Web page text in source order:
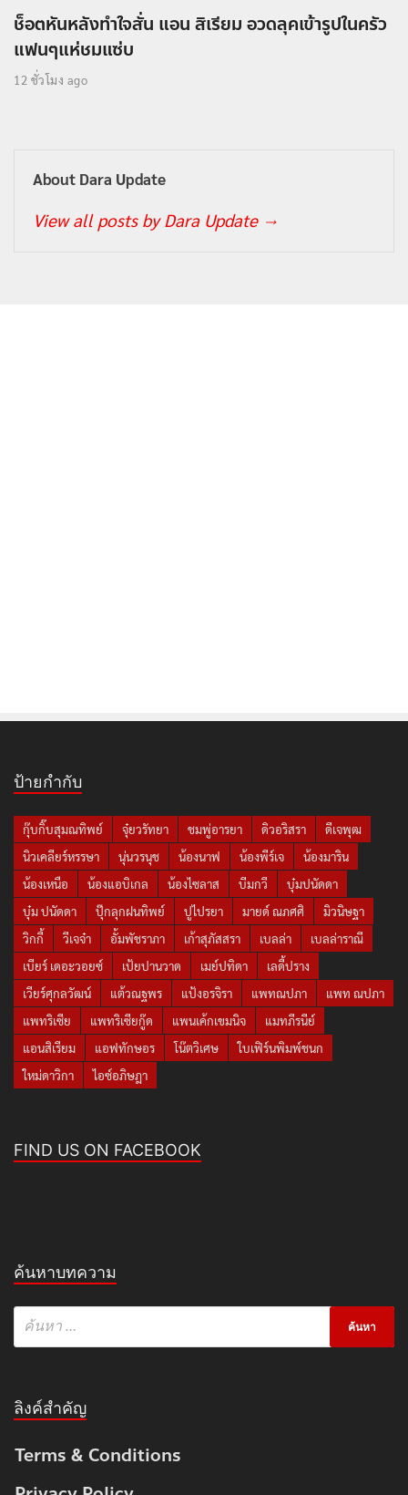
ช็อตหันหลังทำใจสั่น แอน สิเรียม อวดลุคเข้ารูปในครัว
แฟนๆแห่ชมแซ่บ
12 ชั่วโมง ago
About Dara Update
View all posts by Dara Update →
ป้ายกำกับ
กุ๊บกิ๊บสุมณทิพย์ จุ๋ยวรัทยา ชมพู่อารยา ดิวอริสรา
ดีเจพุฒ
นิวเคลียร์หรรษา
นุ่นวรนุช น้องนาฟ น้องพีร์เจ
น้องมาริน
น้องเหนือ
น้องแอบิเกล น้องไซลาส บีมกวี
บุ๋มปนัดดา
บุ๋ม ปนัดดา
ปุ๊กลุกฝนทิพย์ ปูไปรยา มายด์ ณภศศิ
มิวนิษฐา
วิกกี้
วีเจจ๋า อั้มพัชราภา เก้าสุภัสสรา เบลล่า
เบลล่าราณี
เบียร์ เดอะวอยซ์
เป้ยปานวาด เมย์ปทิดา
เลดี้ปราง
เวียร์ศุกลวัฒน์
แต้วณฐพร แป้งอรจิรา แพทณปภา
แพท ณปภา
แพทริเซีย
แพทริเซียกู๊ด แพนเค้กเขมนิจ
แมทภีรนีย์
แอนสิเรียม
แอฟทักษอร โน๊ตวิเศษ
ใบเฟิร์นพิมพ์ชนก
ใหม่ดาวิกา
ไอซ์อภิษฎา
FIND US ON FACEBOOK
ค้นหาบทความ
ลิงค์สำคัญ
Terms & Conditions